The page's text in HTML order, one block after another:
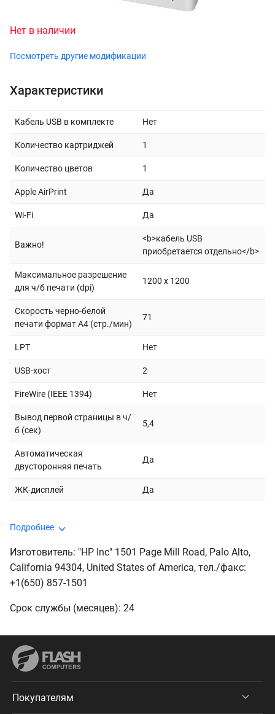
Нет в наличии
Посмотреть другие модификации
Характеристики
Кабель USB в комплекте Нет
Количество картриджей 1
Количество цветов 1
Apple AirPrint Да
Wi-Fi Да
Важно!
<b>кабель USB
приобретается отдельно</b>
Максимальное разрешение
для ч/б печати (dpi)
1200 x 1200
Скорость черно-белой
печати формат А4 (стр./мин)
71
LPT Нет
USB-хост 2
FireWire (IEEE 1394) Нет
Вывод первой страницы в ч/
б (сек)
5,4
Автоматическая
двусторонняя печать
Да
ЖК-дисплей Да
Подробнее
Изготовитель: "HP Inc" 1501 Page Mill Road, Palo Alto,
California 94304, United States of America, тeл./факс:
+1(650) 857-1501
Срок службы (месяцев): 24
Покупателям